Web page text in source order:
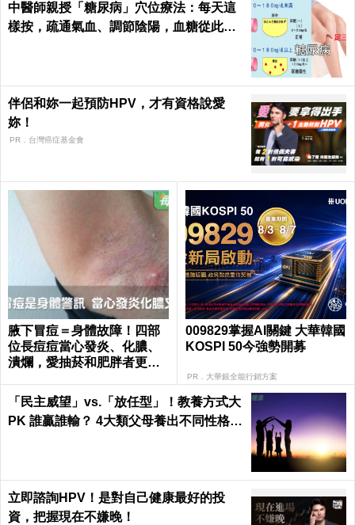
中醫師親授「糖尿病」穴位療法：每天這
樣按，疏通氣血、調節陰陽，血糖從此乖
伴侶和妳一起預防HPV，才有資格說愛
妳！
PR．台灣癌症基金會
腋下冒痘＝身體故障！四部
位長痘痘當心發炎、化膿、
潰爛，愛抽菸和肥胖者更要
009829掌握AI關鍵 大華韓國
KOSPI 50今強勢開募
PR．大華銀全能行銷方案
「民主威望」vs.「放任型」！教養方式大
PK 誰贏誰輸？ 4大類父母養出不同性格的
立即諮詢HPV！是對自己健康最好的投
資，把握現在不嫌晚！